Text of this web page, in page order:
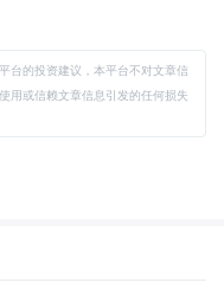
台的投资建议，本平台不对文章信
用或信赖文章信息引发的任何损失